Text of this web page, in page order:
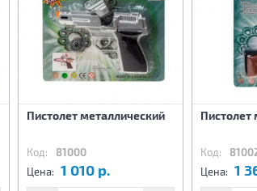
Пистолет металлический
Код: 81000
Цена: 1 010 р.
Пистолет
Код:
Цена: 1